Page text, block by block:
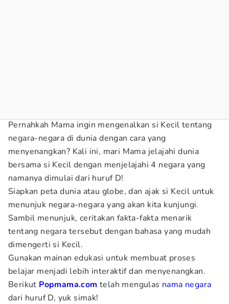
Pernahkah Mama ingin mengenalkan si Kecil tentang
negara-negara di dunia dengan cara yang
menyenangkan? Kali ini, mari Mama jelajahi dunia
bersama si Kecil dengan menjelajahi 4 negara yang
namanya dimulai dari huruf D!
Siapkan peta dunia atau globe, dan ajak si Kecil untuk
menunjuk negara-negara yang akan kita kunjungi.
Sambil menunjuk, ceritakan fakta-fakta menarik
tentang negara tersebut dengan bahasa yang mudah
dimengerti si Kecil.
Gunakan mainan edukasi untuk membuat proses
belajar menjadi lebih interaktif dan menyenangkan.
Berikut Popmama.com telah mengulas nama negara
dari huruf D, yuk simak!